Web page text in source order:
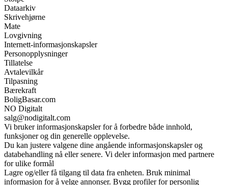
Dataarkiv
Skrivehjørne
Mate
Lovgivning
Internett-informasjonskapsler
Personopplysninger
Tillatelse
Avtalevilkår
Tilpasning
Bærekraft
BoligBasar.com
NO Digitalt
salg@nodigitalt.com
Vi bruker informasjonskapsler for å forbedre både innhold,
funksjoner og din generelle opplevelse.
Du kan justere valgene dine angående informasjonskapsler og
databehandling nå eller senere. Vi deler informasjon med partnere
for ulike formål
Lagre og/eller få tilgang til data fra enheten. Bruk minimal
informasjon for å velge annonser. Bygg profiler for personlig